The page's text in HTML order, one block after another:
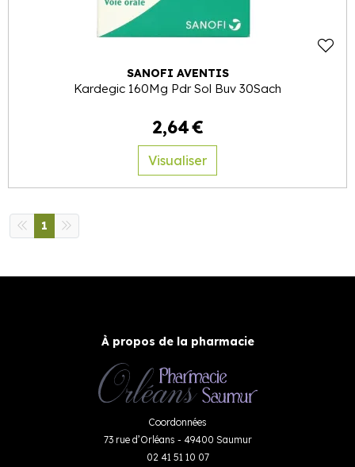
SANOFI AVENTIS
Kardegic 160Mg Pdr Sol Buv 30Sach
2,64€
Visualiser
1
À propos de la pharmacie
Coordonnées
73 rue d’Orléans - 49400 Saumur
02 41 51 10 07